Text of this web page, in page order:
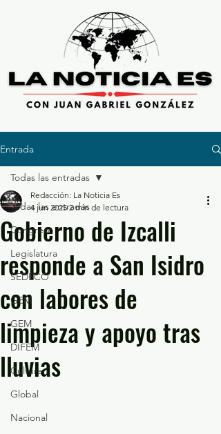
Entrada
Todas las entradas
Congreso
Legislatura
SEDECO
GEM
GEM
DIFEM
Cultura
Global
Nacional
Todas las entradas
Gobierno de Izcalli
responde a San Isidro
con labores de
limpieza y apoyo tras
lluvias
Redacción: La Noticia Es
4 jun 2025 2 min de lectura